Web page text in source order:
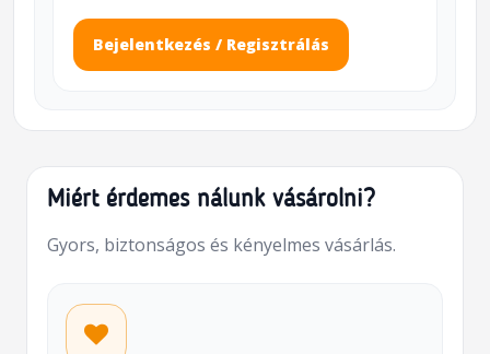
Bejelentkezés / Regisztrálás
Miért érdemes nálunk vásárolni?
Gyors, biztonságos és kényelmes vásárlás.